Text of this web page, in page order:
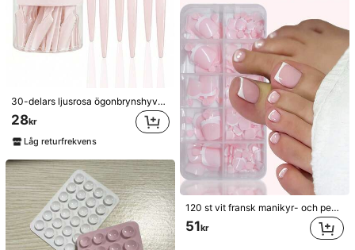
30-delars ljusrosa ögonbrynshyvel och rakapparat, ögonbrynstrimmer, exfolierande och groomingverktyg, hårborttagningstrimmer för kroppen, ögonbrynsformningskit för kvinnor med långa blad och precisionsskydd, lämplig för hemmet eller resor
28kr
Låg returfrekvens
120 st vit fransk manikyr- och pedikyrsättning, medium kvadratiska press-on-naglar, modernt minimalistiskt design, förlimmade nageldekaler, glansig ren fransk stil, lämplig för kvinnors dagliga användning, inkluderar förvaringsbox, Clean Girl-estetik
51kr